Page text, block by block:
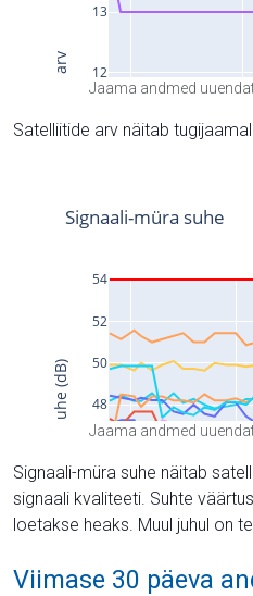
Jaama andmed
Satelliitide arv näitab
Jaama andmed
Signaali-müra suhe näitab
signaali kvaliteeti. Suhte
loetakse heaks. Muul juhul on
Viimase 30 päeva